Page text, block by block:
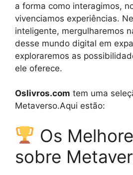
a forma como interagimos,
vivenciamos experiências.
inteligente, mergulharemos
desse mundo digital em
exploraremos as
ele oferece.
Oslivros.com tem uma
Metaverso.Aqui estão:
Os
sobre